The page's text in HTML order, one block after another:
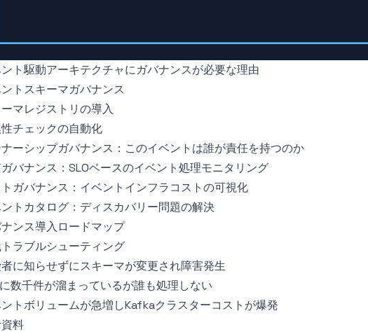
ト駆動アーキテクチャにガバナンスが必要な理由
トスキーマガバナンス
マレジストリの導入
チェックの自動化
ーシップガバナンス：このイベントは誰が責任を持つのか
バナンス：SLOベースのイベント処理モニタリング
ガバナンス：イベントインフラコストの可視化
トカタログ：ディスカバリー問題の解決
ンス導入ロードマップ
ラブルシューティング
に知らせずにスキーマが変更され障害発生
数千件が溜まっているが誰も処理しない
トボリュームが急増しKafkaクラスターコストが爆発
料